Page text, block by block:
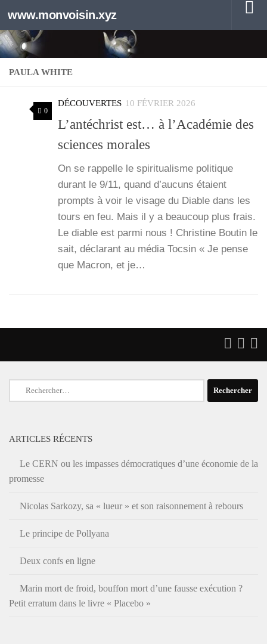
Au dessous du contenu
www.monvoisin.xyz
PAULA WHITE
0
DÉCOUVERTES 10 FÉVRIER 2026
L’antéchrist est… à l’Académie des
sciences morales
On se rap­pelle le spi­ri­tua­lisme poli­tique
durant le 9/11, quand d’aucuns étaient
prompts à voir le visage du Diable dans les
tours en feu. Mais il y a beau­coup plus frais.
Le diable est par­mi nous ! Chris­tine Bou­tin le
sait, décla­rant au média Toc­sin « Je pense
que Macron, et je…
Rechercher :
ARTICLES RÉCENTS
Le CERN ou les impasses démocratiques d’une économie de la
promesse
Nicolas Sarkozy, sa « lueur » et son raisonnement à rebours
Le principe de Pollyana
Deux confs en ligne
Marin mort de froid, bouffon mort d’une fausse exécution ?
Petit erratum dans le livre « Placebo »